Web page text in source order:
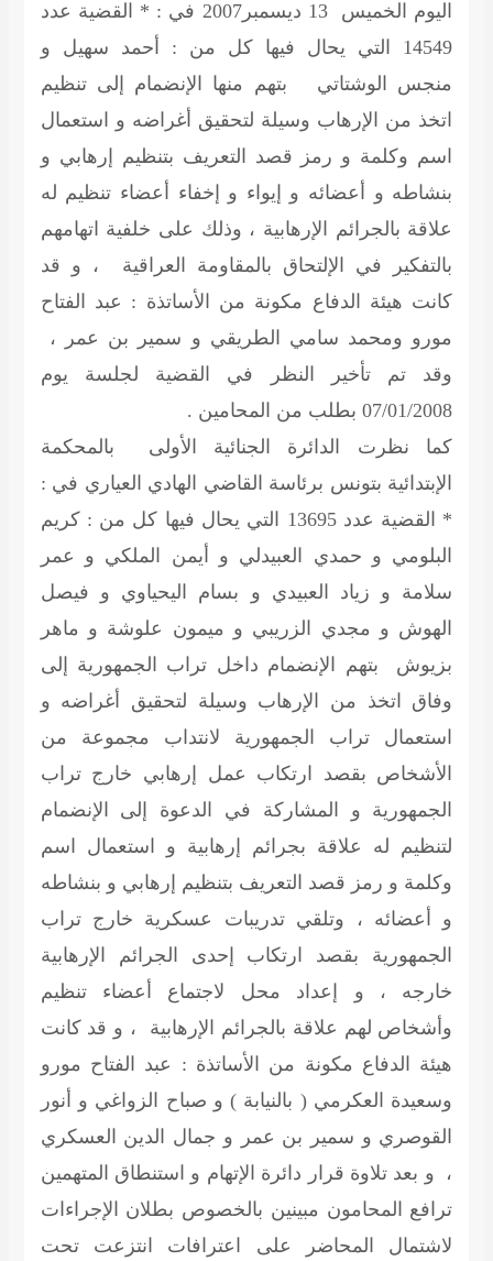
اليوم الخميس 13 ديسمبر2007 في : * القضية عدد
14549 التي يحال فيها كل من :
أحمد سهيل و
منجس الوشتاتي بتهم منها الإنضمام إلى تنظيم
اتخذ من الإرهاب وسيلة لتحقيق أغراضه و استعمال
اسم وكلمة و رمز قصد التعريف بتنظيم إرهابي و
بنشاطه و أعضائه و إيواء و إخفاء أعضاء تنظيم له
علاقة بالجرائم الإرهابية ، وذلك على خلفية اتهامهم
بالتفكير في الإلتحاق بالمقاومة العراقية ، و قد
كانت هيئة الدفاع مكونة من الأساتذة : عبد الفتاح
مورو ومحمد سامي الطريقي و سمير بن عمر ،
وقد تم تأخير النظر في القضية لجلسة يوم
07/01/2008 بطلب من المحامين .
كما نظرت الدائرة الجنائية الأولى بالمحكمة
الإبتدائية بتونس برئاسة القاضي الهادي العياري في :
* القضية عدد 13695 التي يحال فيها كل من :
كريم
البلومي و حمدي العبيدلي و أيمن الملكي و عمر
سلامة و زياد العبيدي و بسام اليحياوي و فيصل
الهوش و مجدي الزريبي و ميمون علوشة و ماهر
بزيوش بتهم الإنضمام داخل تراب الجمهورية إلى
وفاق اتخذ من الإرهاب وسيلة لتحقيق أغراضه و
استعمال تراب الجمهورية لانتداب مجموعة من
الأشخاص بقصد ارتكاب عمل إرهابي خارج تراب
الجمهورية و المشاركة في الدعوة إلى الإنضمام
لتنظيم له علاقة بجرائم إرهابية و استعمال اسم
وكلمة و رمز قصد التعريف بتنظيم إرهابي و بنشاطه
و أعضائه ، وتلقي تدريبات عسكرية خارج تراب
الجمهورية بقصد ارتكاب إحدى الجرائم الإرهابية
خارجه ، و إعداد محل لاجتماع أعضاء تنظيم
وأشخاص لهم علاقة بالجرائم الإرهابية ، و قد كانت
هيئة الدفاع مكونة من الأساتذة : عبد الفتاح مورو
وسعيدة العكرمي ( بالنيابة ) و صباح الزواغي و أنور
القوصري و سمير بن عمر و جمال الدين العسكري
، و بعد تلاوة قرار دائرة الإتهام و استنطاق المتهمين
ترافع المحامون مبينين بالخصوص بطلان الإجراءات
لاشتمال المحاضر على اعترافات انتزعت تحت